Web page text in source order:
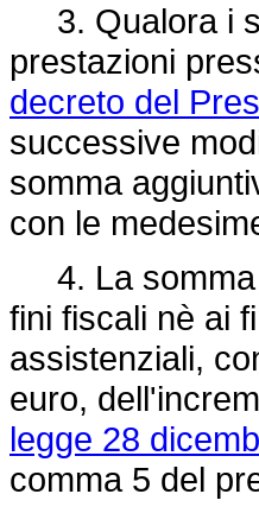
3. Qualora i
prestazioni
decreto del
successive
somma
con le
4. La somma
fini fiscali nè ai
assistenziali,
euro,
legge 28
comma 5 del